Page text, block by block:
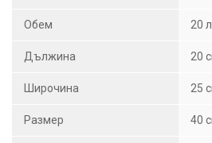
Обем 20 л.
Дължина 20
Широчина 25
Размер 40